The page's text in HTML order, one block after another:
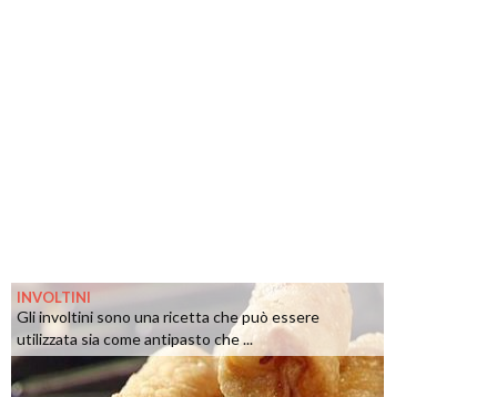
INVOLTINI
Gli involtini sono una ricetta che può essere
utilizzata sia come antipasto che ...